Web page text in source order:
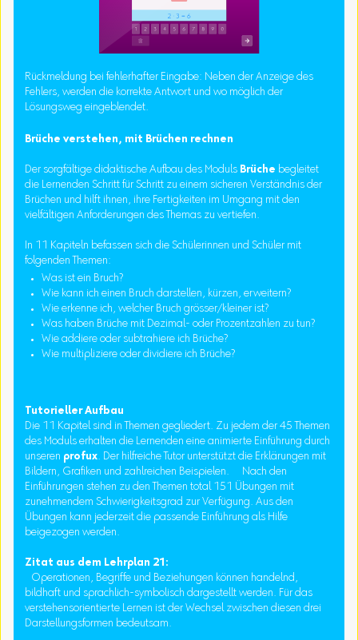
Rückmeldung bei fehlerhafter Eingabe: Neben der Anzeige des
Fehlers, werden die korrekte Antwort und wo möglich der
Lösungsweg eingeblendet.
Brüche verstehen, mit Brüchen rechnen
Der sorgfältige didaktische Aufbau des Moduls Brüche begleitet
die Lernenden Schritt für Schritt zu einem sicheren Verständnis der
Brüchen und hilft ihnen, ihre Fertigkeiten im Umgang mit den
vielfältigen Anforderungen des Themas zu vertiefen.
In 11 Kapiteln befassen sich die Schülerinnen und Schüler mit
folgenden Themen:
Was ist ein Bruch?
Wie kann ich einen Bruch darstellen, kürzen, erweitern?
Wie erkenne ich, welcher Bruch grösser/kleiner ist?
Was haben Brüche mit Dezimal- oder Prozentzahlen zu tun?
Wie addiere oder subtrahiere ich Brüche?
Wie multipliziere oder dividiere ich Brüche?
Tutorieller Aufbau
Die 11 Kapitel sind in Themen gegliedert. Zu jedem der 45 Themen
des Moduls erhalten die Lernenden eine animierte Einführung durch
unseren profux. Der hilfreiche Tutor unterstützt die Erklärungen mit
Bildern, Grafiken und zahlreichen Beispielen. Nach den
Einführungen stehen zu den Themen total 151 Übungen mit
zunehmendem Schwierigkeitsgrad zur Verfügung. Aus den
Übungen kann jederzeit die passende Einführung als Hilfe
beigezogen werden.
Zitat aus dem Lehrplan 21:
Operationen, Begriffe und Beziehungen können handelnd,
bildhaft und sprachlich-symbolisch dargestellt werden. Für das
verstehensorientierte Lernen ist der Wechsel zwischen diesen drei
Darstellungsformen bedeutsam.